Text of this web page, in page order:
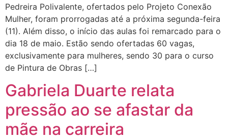
Pedreira Polivalente, ofertados pelo Projeto Conexão
Mulher, foram prorrogadas até a próxima segunda-feira
(11). Além disso, o início das aulas foi remarcado para o
dia 18 de maio. Estão sendo ofertadas 60 vagas,
exclusivamente para mulheres, sendo 30 para o curso
de Pintura de Obras […]
Gabriela Duarte relata
pressão ao se afastar da
mãe na carreira